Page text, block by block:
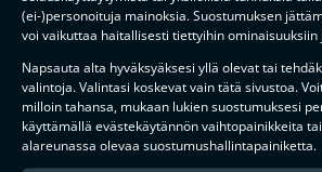
(ei-)personoituja mainoksia. Suostumuksen
voi vaikuttaa haitallisesti tiettyihin
Napsauta alta hyväksyäksesi yllä olevat tai
valintoja. Valintasi koskevat vain tätä sivustoa.
milloin tahansa, mukaan lukien suostumuksesi
käyttämällä evästekäytännön vaihtopainikkeita
alareunassa olevaa suostumushallintapainiketta.
TILAA
F-LIIGAN